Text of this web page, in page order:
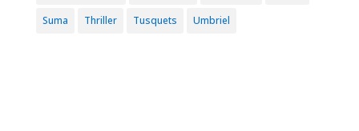
Suma Thriller Tusquets Umbriel